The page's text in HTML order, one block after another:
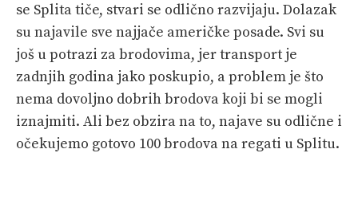
se Splita tiče, stvari se odlično razvijaju. Dolazak
su najavile sve najjače američke posade. Svi su
još u potrazi za brodovima, jer transport je
zadnjih godina jako poskupio, a problem je što
nema dovoljno dobrih brodova koji bi se mogli
iznajmiti. Ali bez obzira na to, najave su odlične i
očekujemo gotovo 100 brodova na regati u Splitu.